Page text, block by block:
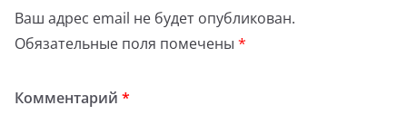
Ваш адрес email не будет опубликован.
Обязательные поля помечены *
Комментарий *